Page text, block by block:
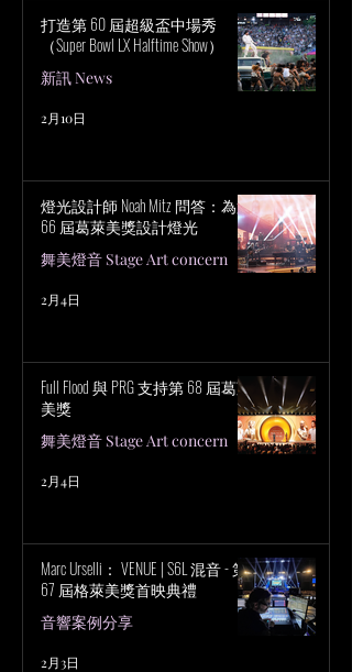
打造第 60 屆超級盃中場秀
（Super Bowl LX Halftime Show）
新訊 News
2月10日
燈光設計師 Noah Mitz 問答：為第
66 屆葛萊美獎設計燈光
舞美燈音 Stage Art concern
2月4日
Full Flood 與 PRG 支持第 68 屆葛萊
美獎
舞美燈音 Stage Art concern
2月4日
Marc Urselli： VENUE | S6L 混音 - 第
67 屆格萊美獎首映典禮
音響案例分享
2月3日